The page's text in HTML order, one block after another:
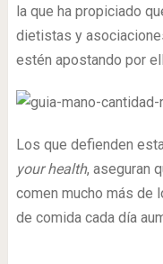
la que ha propiciado
dietistas y
estén apostando por
Los que defienden
your health, aseguran
comen mucho más de
de comida cada día